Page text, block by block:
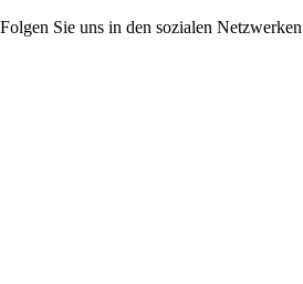
Folgen Sie uns in den sozialen Netzwerken